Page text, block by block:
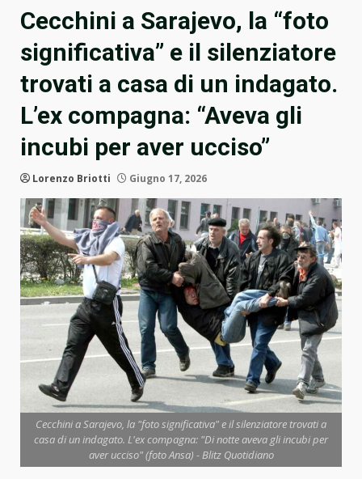
Cecchini a Sarajevo, la “foto
significativa” e il silenziatore
trovati a casa di un indagato.
L’ex compagna: “Aveva gli
incubi per aver ucciso”
Lorenzo Briotti Giugno 17, 2026
Cecchini a Sarajevo, la "foto significativa" e il silenziatore trovati a
casa di un indagato. L'ex compagna: "Di notte aveva gli incubi per
aver ucciso" (foto Ansa) - Blitz Quotidiano